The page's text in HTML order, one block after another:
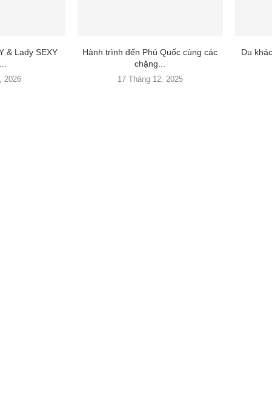
& Lady SEXY
2026
Hành trình đến Phú Quốc cùng các
chặng...
17 Tháng 12, 2025
Du